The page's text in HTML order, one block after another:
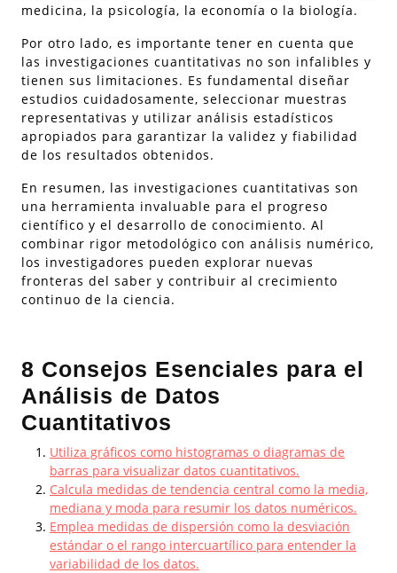
medicina, la psicología, la economía o la biología.
Por otro lado, es importante tener en cuenta que
las investigaciones cuantitativas no son infalibles y
tienen sus limitaciones. Es fundamental diseñar
estudios cuidadosamente, seleccionar muestras
representativas y utilizar análisis estadísticos
apropiados para garantizar la validez y fiabilidad
de los resultados obtenidos.
En resumen, las investigaciones cuantitativas son
una herramienta invaluable para el progreso
científico y el desarrollo de conocimiento. Al
combinar rigor metodológico con análisis numérico,
los investigadores pueden explorar nuevas
fronteras del saber y contribuir al crecimiento
continuo de la ciencia.
8 Consejos Esenciales para el
Análisis de Datos
Cuantitativos
Utiliza gráficos como histogramas o diagramas de
barras para visualizar datos cuantitativos.
Calcula medidas de tendencia central como la media,
mediana y moda para resumir los datos numéricos.
Emplea medidas de dispersión como la desviación
estándar o el rango intercuartílico para entender la
variabilidad de los datos.